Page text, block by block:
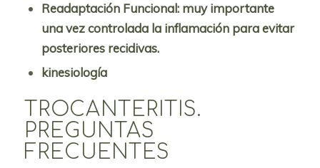
Readaptación Funcional:muy importante
una vez controlada la inflamación para evitar
posteriores recidivas.
kinesiología
TROCANTERITIS.
PREGUNTAS
FRECUENTES